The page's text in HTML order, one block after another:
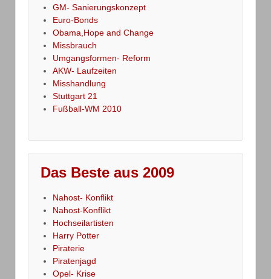
GM- Sanierungskonzept
Euro-Bonds
Obama,Hope and Change
Missbrauch
Umgangsformen- Reform
AKW- Laufzeiten
Misshandlung
Stuttgart 21
Fußball-WM 2010
Das Beste aus 2009
Nahost- Konflikt
Nahost-Konflikt
Hochseilartisten
Harry Potter
Piraterie
Piratenjagd
Opel- Krise